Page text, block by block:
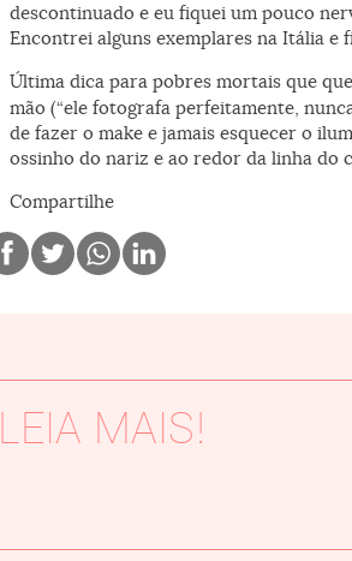
descontinuado e eu fiquei um pouco
Encontrei alguns exemplares na Itália e
Última dica para pobres mortais que
mão (“ele fotografa perfeitamente,
de fazer o make e jamais esquecer o
ossinho do nariz e ao redor da linha do
Compartilhe
LEIA MAIS!